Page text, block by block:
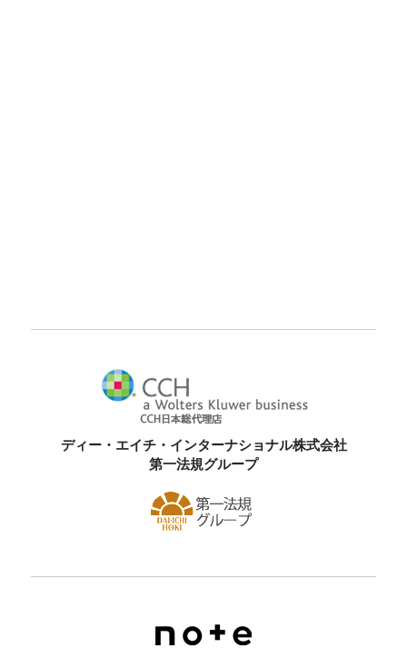
ディー・エイチ・インターナショナル株式会社
第一法規グループ